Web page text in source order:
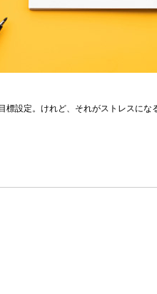
標設定。けれど、それがストレスに